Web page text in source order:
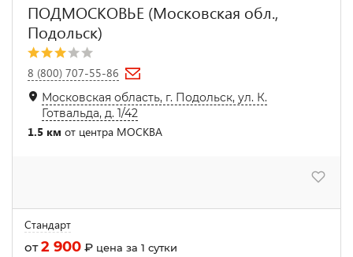
ПОДМОСКОВЬЕ (Московская обл.,
Подольск)
8 (800) 707-55-86
Московская область, г. Подольск, ул. К.
Готвальда, д. 1/42
1.5 км от центра МОСКВА
Стандарт
от2 900 ₽ цена за 1 сутки